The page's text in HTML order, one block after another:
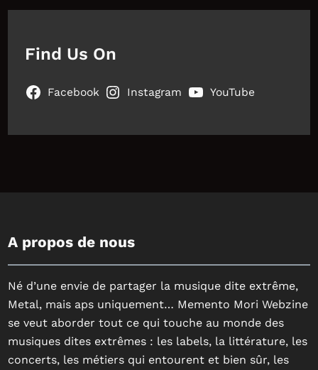
Find Us On
Facebook Instagram YouTube
A propos de nous
Né d’une envie de partager la musique dite extrême,
Metal, mais aps uniquement… Memento Mori Webzine
se veut aborder tout ce qui touche au monde des
musiques dites extrêmes : les labels, la littérature, les
concerts, les métiers qui entourent et bien sûr, les